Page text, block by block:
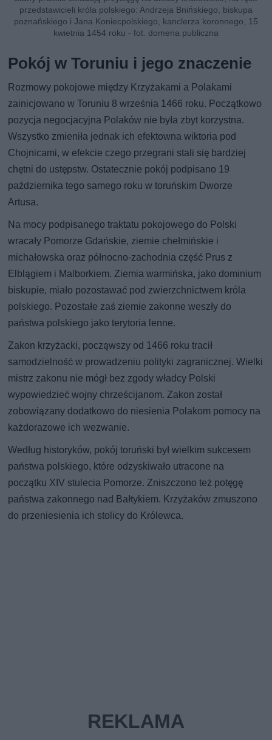
przedstawicieli króla polskiego: Andrzeja Bnińskiego, biskupa
poznańskiego i Jana Koniecpolskiego, kanclerza koronnego, 15
kwietnia 1454 roku - fot. domena publiczna
Pokój w Toruniu i jego znaczenie
Rozmowy pokojowe między Krzyżakami a Polakami
zainicjowano w Toruniu 8 września 1466 roku. Początkowo
pozycja negocjacyjna Polaków nie była zbyt korzystna.
Wszystko zmieniła jednak ich efektowna wiktoria pod
Chojnicami, w efekcie czego przegrani stali się bardziej
chętni do ustępstw. Ostatecznie pokój podpisano 19
października tego samego roku w toruńskim Dworze
Artusa.
Na mocy podpisanego traktatu pokojowego do Polski
wracały Pomorze Gdańskie, ziemie chełmińskie i
michałowska oraz północno-zachodnia część Prus z
Elblągiem i Malborkiem. Ziemia warmińska, jako dominium
biskupie, miało pozostawać pod zwierzchnictwem króla
polskiego. Pozostałe zaś ziemie zakonne weszły do
państwa polskiego jako terytoria lenne.
Zakon krzyżacki, począwszy od 1466 roku tracił
samodzielność w prowadzeniu polityki zagranicznej. Wielki
mistrz zakonu nie mógł bez zgody władcy Polski
wypowiedzieć wojny chrześcijanom. Zakon został
zobowiązany dodatkowo do niesienia Polakom pomocy na
każdorazowe ich wezwanie.
Według historyków, pokój toruński był wielkim sukcesem
państwa polskiego, które odzyskiwało utracone na
początku XIV stulecia Pomorze. Zniszczono też potęgę
państwa zakonnego nad Bałtykiem. Krzyżaków zmuszono
do przeniesienia ich stolicy do Królewca.